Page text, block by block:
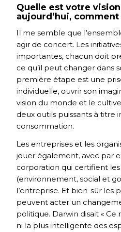
Quelle est votre
aujourd’hui,
Il me semble que
agir de concert. Les
importantes, chacun doit
ce qu’il peut changer dans
première étape est une
individuelle, ouvrir son
vision du monde et le
deux outils puissants à titre
consommation.
Les entreprises et les
jouer également, avec par
corporation qui certifient
(environnement, social et
l’entreprise. Et bien-sûr les
peuvent acter un
politique. Darwin disait « Ce
ni la plus intelligente des